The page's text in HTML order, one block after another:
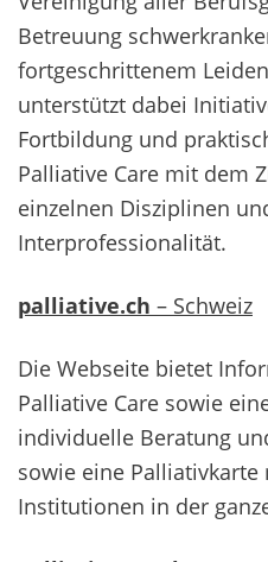
Betreuung
fortgeschrittenem
unterstützt dabei
Fortbildung und
Palliative Care mit dem
einzelnen Disziplinen
Interprofessionalität.
palliative.ch – Schweiz
Die Webseite bietet
Palliative Care sowie
individuelle Beratung
sowie eine Palliativkarte
Institutionen in der